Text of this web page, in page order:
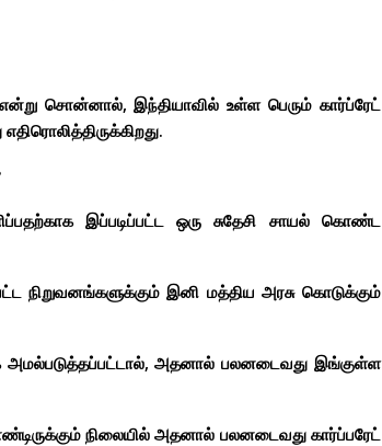
சொன்னால், இந்தியாவில் உள்ள பெரும் கார்ப்ரேட்
இப்படிப்பட்ட ஒரு சுதேசி சாயல் கொண்ட
நிறுவனங்களுக்கும் இனி மத்திய அரசு கொடுக்கும்
அமல்படுத்தப்பட்டால், அதனால் பலனடைவது இங்குள்ள
நிலையில் அதனால் பலனடைவது கார்ப்பரேட்